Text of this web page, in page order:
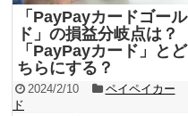
「PayPayカードゴール
ド」の損益分岐点は？
「PayPayカード」とど
ちらにする？
2024/2/10
ペイペイカー
ド